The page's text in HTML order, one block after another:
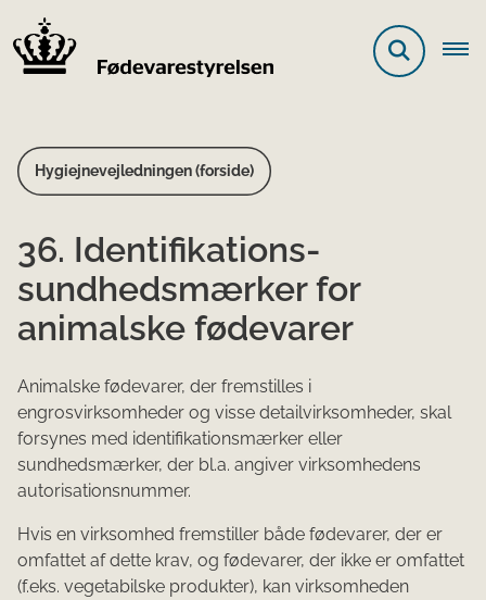
Hygiejnevejledningen (forside)
36. Identifikations-
sundhedsmærker for
animalske fødevarer
Animalske fødevarer, der fremstilles i
engrosvirksomheder og visse detailvirksomheder, skal
forsynes med identifikationsmærker eller
sundhedsmærker, der bl.a. angiver virksomhedens
autorisationsnummer.
Hvis en virksomhed fremstiller både fødevarer, der er
omfattet af dette krav, og fødevarer, der ikke er omfattet
(f.eks. vegetabilske produkter), kan virksomheden